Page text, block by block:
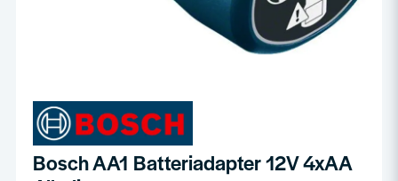
Bosch AA1 Batteriadapter 12V 4xAA